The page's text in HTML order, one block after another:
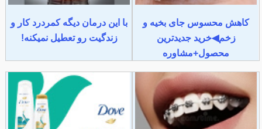
کاهش محسوس جای بخیه و
زخم◀خرید جدیدترین
محصول+مشاوره
با این درمان دیگه کمردرد کار و
زندگیت رو تعطیل نمیکنه!